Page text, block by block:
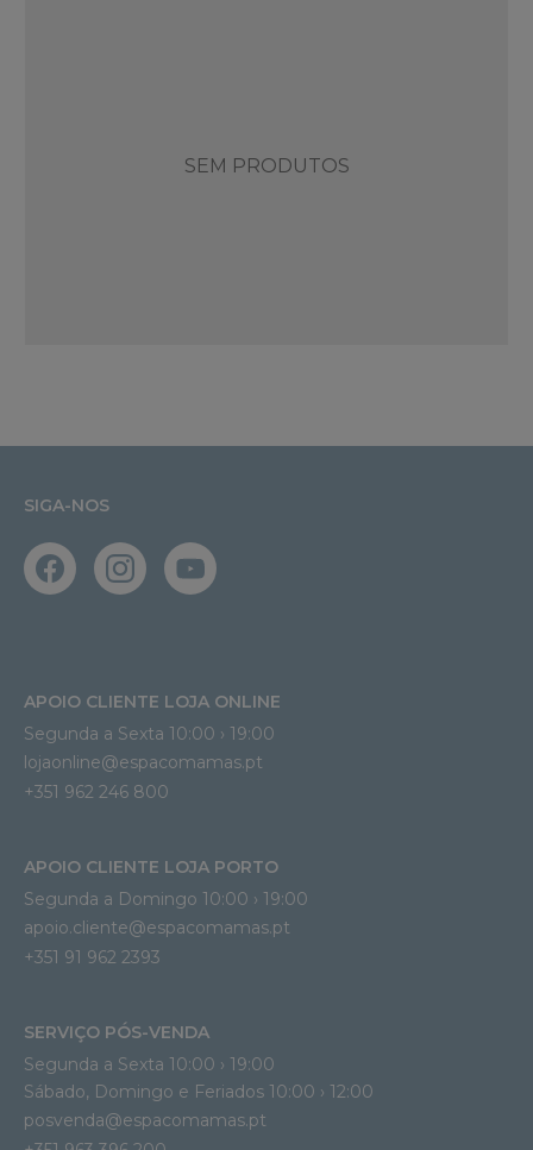
SEM PRODUTOS
SIGA-NOS
APOIO CLIENTE LOJA ONLINE
Segunda a Sexta 10:00 › 19:00
lojaonline@espacomamas.pt
+351 962 246 800
APOIO CLIENTE LOJA PORTO
Segunda a Domingo 10:00 › 19:00
apoio.cliente@espacomamas.pt
+351 91 962 2393
SERVIÇO PÓS-VENDA
Segunda a Sexta 10:00 › 19:00
Sábado, Domingo e Feriados 10:00 › 12:00
posvenda@espacomamas.pt